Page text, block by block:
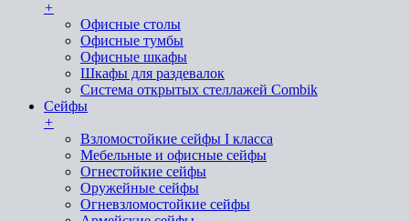
+
Офисные столы
Офисные тумбы
Офисные шкафы
Шкафы для раздевалок
Система открытых стеллажей Combik
Сейфы
+
Взломостойкие сейфы I класса
Мебельные и офисные сейфы
Огнестойкие сейфы
Оружейные сейфы
Огневзломостойкие сейфы